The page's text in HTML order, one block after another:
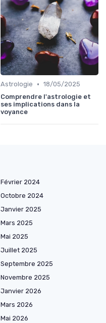
Astrologie • 18/05/2025
Comprendre l'astrologie et
ses implications dans la
voyance
Février 2024
Octobre 2024
Janvier 2025
Mars 2025
Mai 2025
Juillet 2025
Septembre 2025
Novembre 2025
Janvier 2026
Mars 2026
Mai 2026